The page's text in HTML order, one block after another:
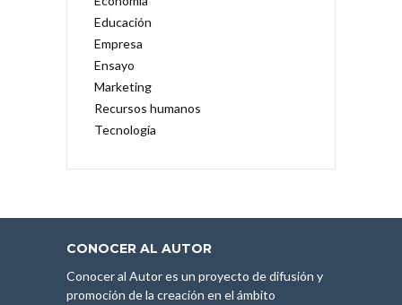
Educación
Empresa
Ensayo
Marketing
Recursos humanos
Tecnología
CONOCER AL AUTOR
Conocer al Autor es un proyecto de difusión y
promoción de la creación en el ámbito